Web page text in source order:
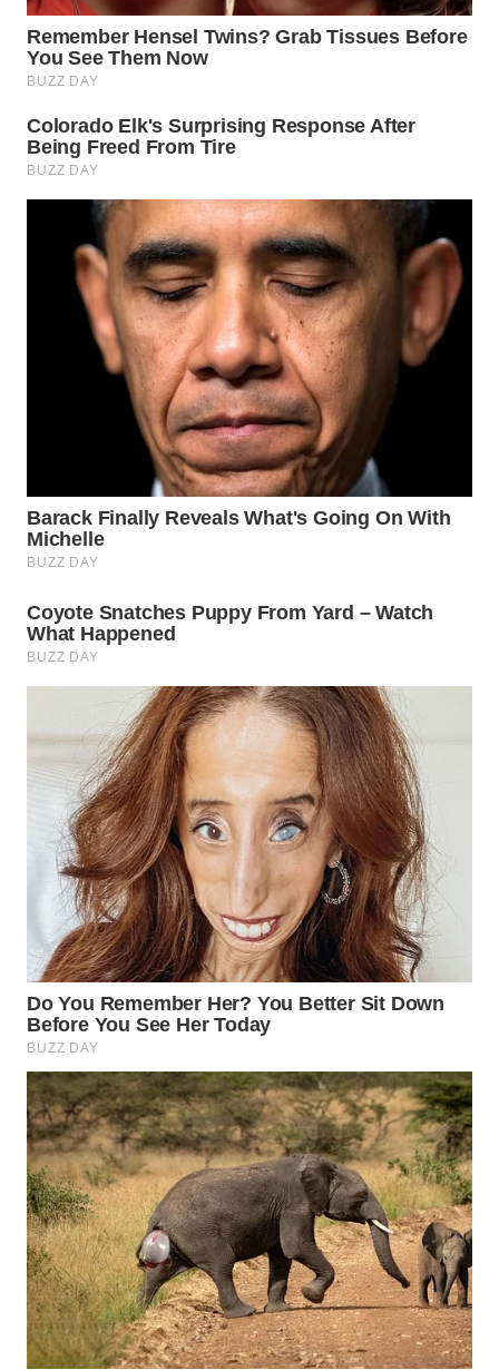
WN
SUMEDANG
CIANJUR
KEPULAUAN
SERIBU
WN
TANGERANG
WN
INDRAMAYU
WN
KUNINGAN
MAJALENGKA
WN
SUBANG
WN
SUKABUMI
WN
PURWAKARTA
WN
PRIANGAN
TIMUR
WN
SEMARANG
WN
SOLO
WN
BOROBUDUR